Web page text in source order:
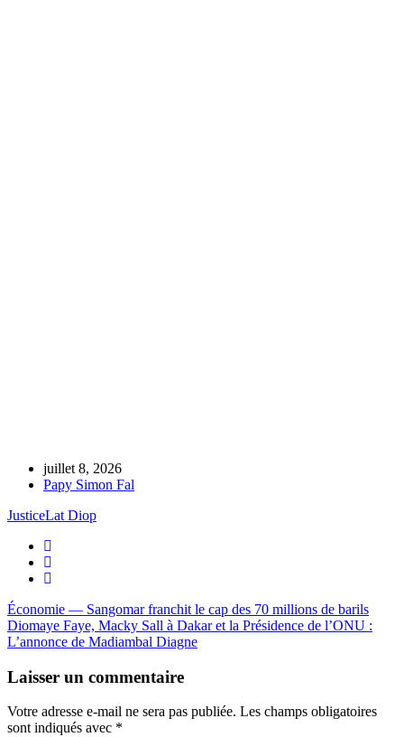
juillet 8, 2026
Papy Simon Fal
JusticeLat Diop
Économie — Sangomar franchit le cap des 70 millions de barils
Diomaye Faye, Macky Sall à Dakar et la Présidence de l’ONU :
L’annonce de Madiambal Diagne
Laisser un commentaire
Votre adresse e-mail ne sera pas publiée. Les champs obligatoires
sont indiqués avec *